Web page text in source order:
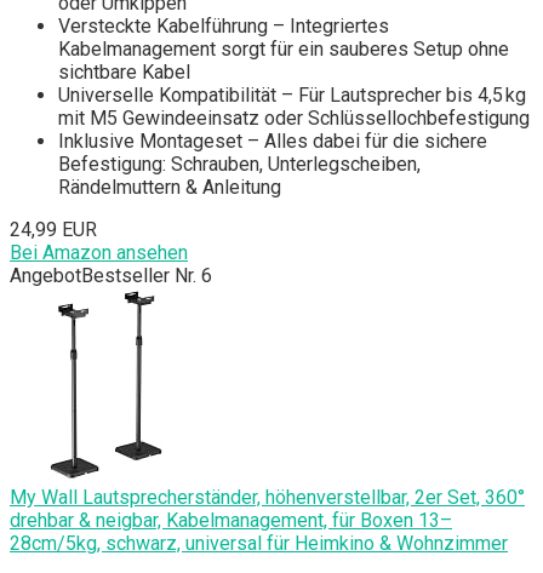
Versteckte Kabelführung – Integriertes
Kabelmanagement sorgt für ein sauberes Setup ohne
sichtbare Kabel
Universelle Kompatibilität – Für Lautsprecher bis 4,5 kg
mit M5 Gewindeeinsatz oder Schlüssellochbefestigung
Inklusive Montageset – Alles dabei für die sichere
Befestigung: Schrauben, Unterlegscheiben,
Rändelmuttern & Anleitung
24,99 EUR
Bei Amazon ansehen
AngebotBestseller Nr. 6
My Wall Lautsprecherständer, höhenverstellbar, 2er Set, 360°
drehbar & neigbar, Kabelmanagement, für Boxen 13–
28cm/5kg, schwarz, universal für Heimkino & Wohnzimmer